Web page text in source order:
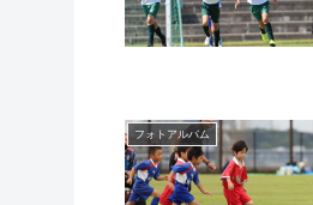
フォトアルバム